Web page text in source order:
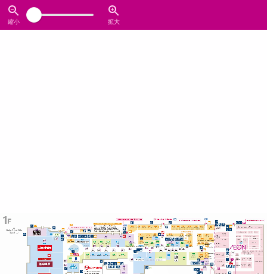
縮小 拡大